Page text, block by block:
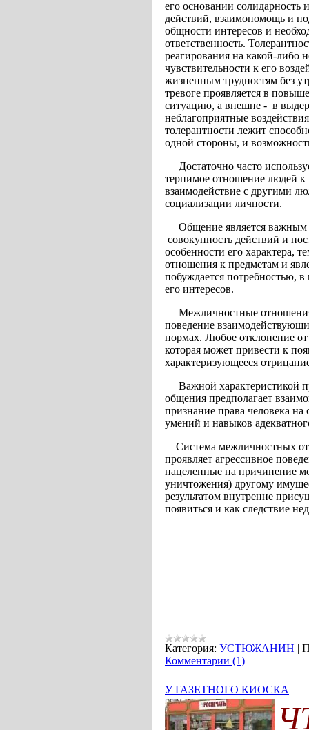
его основании солидарность
действий, взаимопомощь и
общности интересов и
ответственность.
реагирования на какой-либо
чувствительности к его
жизненным трудностям без
тревоге проявляется в
ситуацию, а внешне - в
неблагоприятные
толерантности лежит
одной стороны, и
Достаточно часто
терпимое отношение людей к
взаимодействие с другими
социализации личности.
Общение является
совокупность действий и
особенности его характера,
отношения к предметам и
побуждается потребностью,
его интересов.
Межличностные отношения
поведение
нормах. Любое отклонение
которая может привести к
характеризующееся
Важной характеристикой
общения предполагает
признание права человека
умений и навыков
Система межличностных
проявляет агрессивное
нацеленные на причинение
уничтожения) другому
результатом внутренне
появиться и как следствие
Категория: УСТЮЖАНИН |
Комментарии (1)
У ГАЗЕТНОГО КИОСКА